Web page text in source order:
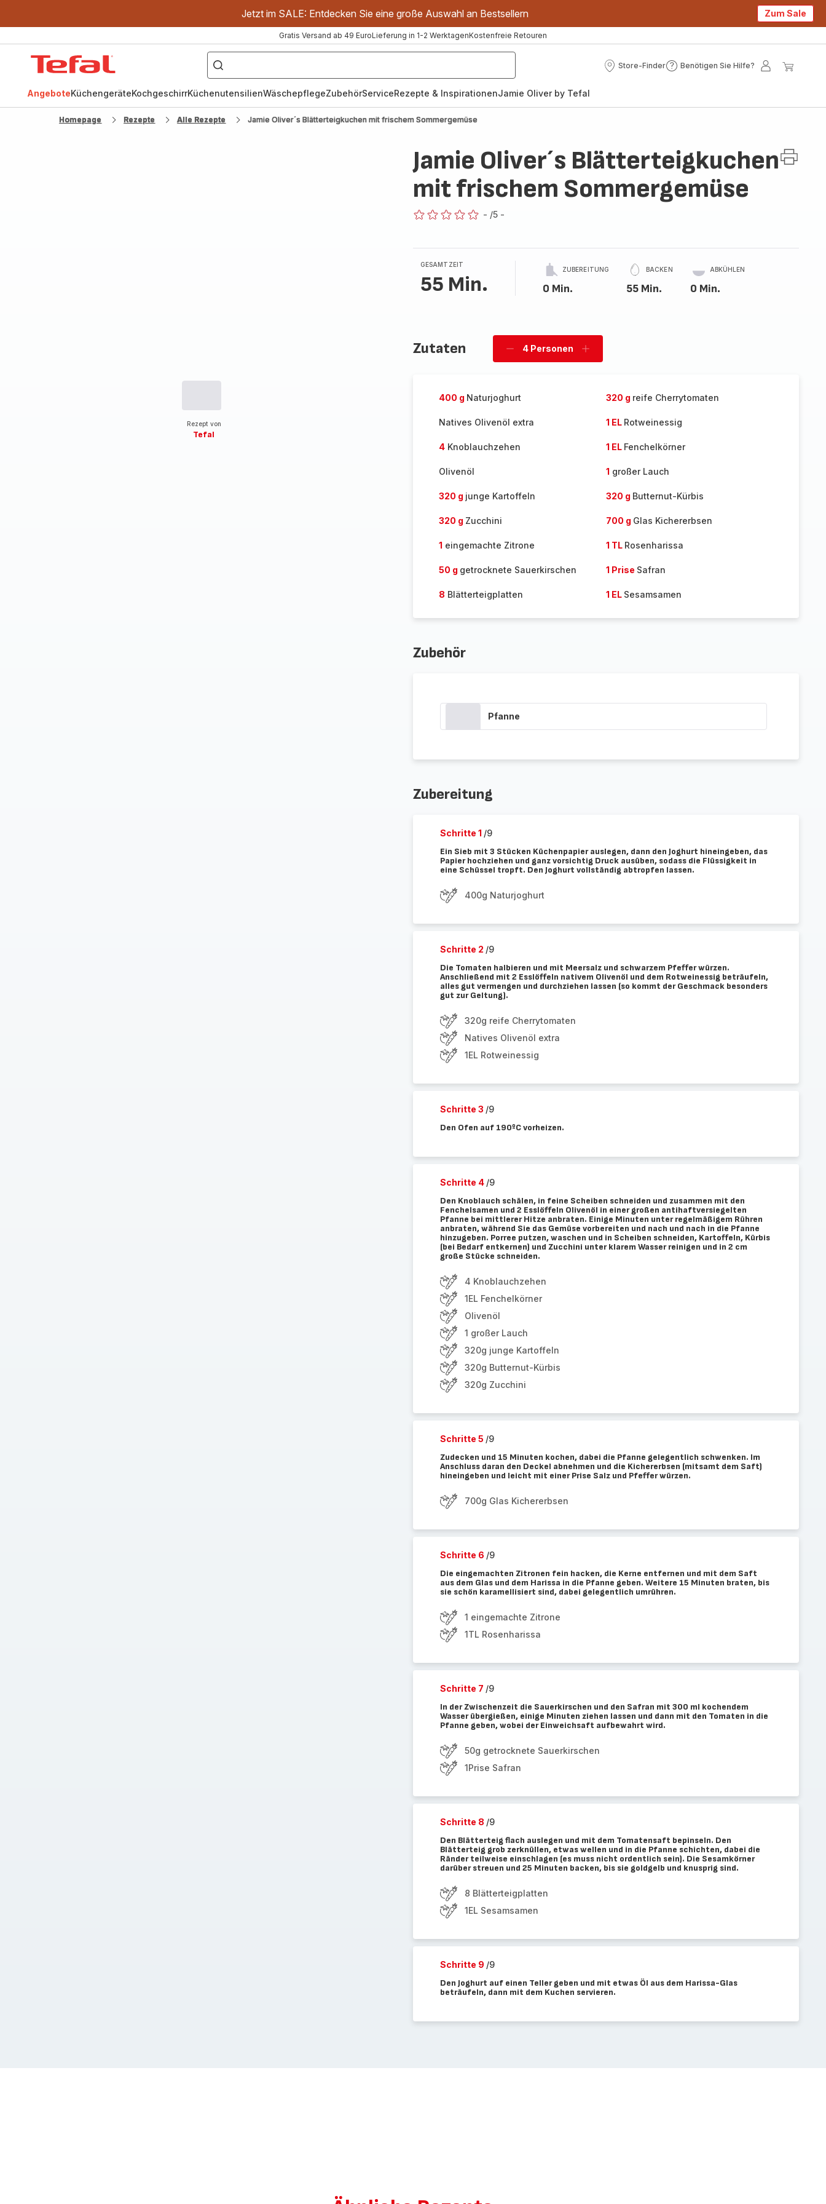
Jetzt im SALE: Entdecken Sie eine große Auswahl an Bestsellern Zum Sale
Gratis Versand ab 49 EuroLieferung in 1-2 WerktagenKostenfreie Retouren
["OptiGrill","Easy
Fry","Pfanne"]
Store-Finder
Store-
Benötigen Sie Hilfe?
Benötigen
Mein
AngeboteKüchengeräteKochgeschirrKüchenutensilienWäschepflegeZubehörServiceRezepte & InspirationenJamie Oliver by Tefal
Homepage Rezepte Alle Rezepte Jamie Oliver´s Blätterteigkuchen mit frischem Sommergemüse
Rezept von
Tefal
Jamie Oliver´s Blätterteigkuchen
mit frischem Sommergemüse
- /5 -
GESAMTZEIT
55 Min.
ZUBEREITUNG
0 Min.
BACKEN
55 Min.
ABKÜHLEN
0 Min.
Zutaten
Personen
4 Personen
Personen
400 g Naturjoghurt 320 g reife Cherrytomaten
Natives Olivenöl extra 1 EL Rotweinessig
4Knoblauchzehen 1 EL Fenchelkörner
Olivenöl 1 großer Lauch
320 g junge Kartoffeln 320 g Butternut-Kürbis
320 g Zucchini 700 g Glas Kichererbsen
1 eingemachte Zitrone 1 TL Rosenharissa
50 g getrocknete Sauerkirschen 1 Prise Safran
8 Blätterteigplatten 1 EL Sesamsamen
Zubehör
Pfanne
Zubereitung
Schritte 1 /9
Ein Sieb mit 3 Stücken Küchenpapier auslegen, dann den Joghurt hineingeben, das
Papier hochziehen und ganz vorsichtig Druck ausüben, sodass die Flüssigkeit in
eine Schüssel tropft. Den Joghurt vollständig abtropfen lassen.
400g Naturjoghurt
Schritte 2 /9
Die Tomaten halbieren und mit Meersalz und schwarzem Pfeffer würzen.
Anschließend mit 2 Esslöffeln nativem Olivenöl und dem Rotweinessig beträufeln,
alles gut vermengen und durchziehen lassen (so kommt der Geschmack besonders
gut zur Geltung).
320g reife Cherrytomaten
Natives Olivenöl extra
1EL Rotweinessig
Schritte 3 /9
Den Ofen auf 190ºC vorheizen.
Schritte 4 /9
Den Knoblauch schälen, in feine Scheiben schneiden und zusammen mit den
Fenchelsamen und 2 Esslöffeln Olivenöl in einer großen antihaftversiegelten
Pfanne bei mittlerer Hitze anbraten. Einige Minuten unter regelmäßigem Rühren
anbraten, während Sie das Gemüse vorbereiten und nach und nach in die Pfanne
hinzugeben. Porree putzen, waschen und in Scheiben schneiden, Kartoffeln, Kürbis
(bei Bedarf entkernen) und Zucchini unter klarem Wasser reinigen und in 2 cm
große Stücke schneiden.
4 Knoblauchzehen
1EL Fenchelkörner
Olivenöl
1 großer Lauch
320g junge Kartoffeln
320g Butternut-Kürbis
320g Zucchini
Schritte 5 /9
Zudecken und 15 Minuten kochen, dabei die Pfanne gelegentlich schwenken. Im
Anschluss daran den Deckel abnehmen und die Kichererbsen (mitsamt dem Saft)
hineingeben und leicht mit einer Prise Salz und Pfeffer würzen.
700g Glas Kichererbsen
Schritte 6 /9
Die eingemachten Zitronen fein hacken, die Kerne entfernen und mit dem Saft
aus dem Glas und dem Harissa in die Pfanne geben. Weitere 15 Minuten braten, bis
sie schön karamellisiert sind, dabei gelegentlich umrühren.
1 eingemachte Zitrone
1TL Rosenharissa
Schritte 7 /9
In der Zwischenzeit die Sauerkirschen und den Safran mit 300 ml kochendem
Wasser übergießen, einige Minuten ziehen lassen und dann mit den Tomaten in die
Pfanne geben, wobei der Einweichsaft aufbewahrt wird.
50g getrocknete Sauerkirschen
1Prise Safran
Schritte 8 /9
Den Blätterteig flach auslegen und mit dem Tomatensaft bepinseln. Den
Blätterteig grob zerknüllen, etwas wellen und in die Pfanne schichten, dabei die
Ränder teilweise einschlagen (es muss nicht ordentlich sein). Die Sesamkörner
darüber streuen und 25 Minuten backen, bis sie goldgelb und knusprig sind.
8 Blätterteigplatten
1EL Sesamsamen
Schritte 9 /9
Den Joghurt auf einen Teller geben und mit etwas Öl aus dem Harissa-Glas
beträufeln, dann mit dem Kuchen servieren.